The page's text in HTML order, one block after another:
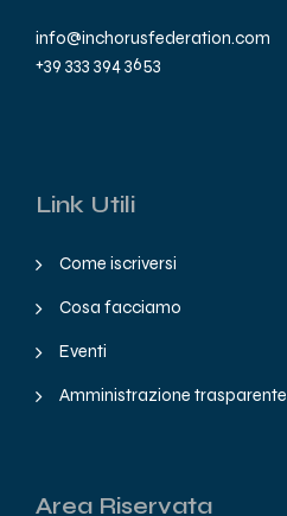
info@inchorusfederation.com
+39 333 394 3653
Link Utili
Come iscriversi
Cosa facciamo
Eventi
Amministrazione trasparente
Area Riservata